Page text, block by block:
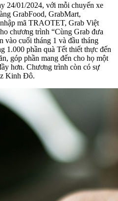
24/01/2024, với mỗi chuyến xe
GrabFood, GrabMart,
mã TRAOTET, Grab Việt
chương trình “Cùng Grab đưa
vào cuối tháng 1 và đầu tháng
1.000 phần quà Tết thiết thực đến
góp phần mang đến cho họ một
hơn. Chương trình còn có sự
Kinh Đô.